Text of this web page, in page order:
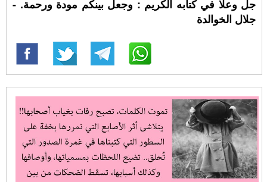
جل وعلا في كتابه الكريم : وجعل بينكم مودة ورحمة. -
جلال الخوالدة